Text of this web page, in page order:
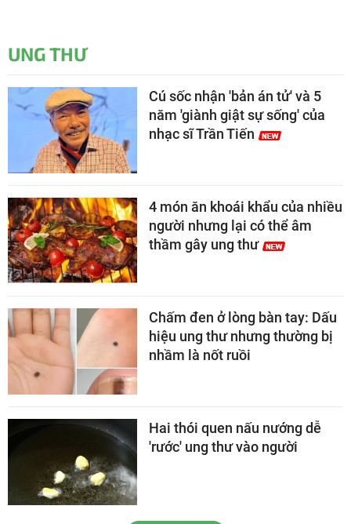
UNG THƯ
Cú sốc nhận 'bản án tử' và 5
năm 'giành giật sự sống' của
nhạc sĩ Trần Tiến
4 món ăn khoái khẩu của nhiều
người nhưng lại có thể âm
thầm gây ung thư
Chấm đen ở lòng bàn tay: Dấu
hiệu ung thư nhưng thường bị
nhầm là nốt ruồi
Hai thói quen nấu nướng dễ
'rước' ung thư vào người